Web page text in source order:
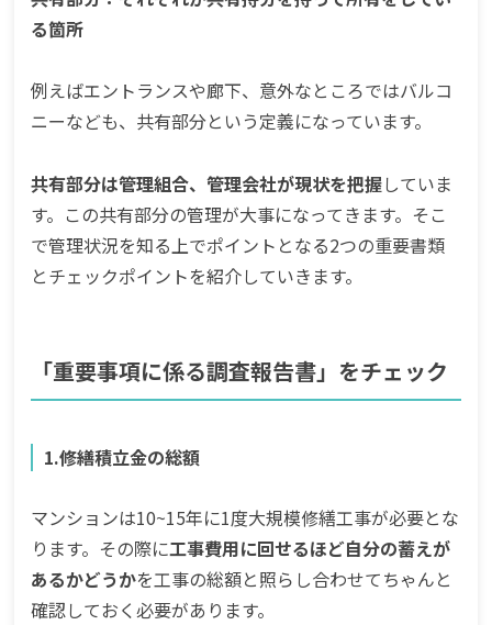
る箇所
例えばエントランスや廊下、意外なところではバルコ
ニーなども、共有部分という定義になっています。
共有部分は管理組合、管理会社が現状を把握していま
す。この共有部分の管理が大事になってきます。そこ
で管理状況を知る上でポイントとなる2つの重要書類
とチェックポイントを紹介していきます。
「重要事項に係る調査報告書」をチェック
1.修繕積立金の総額
マンションは10~15年に1度大規模修繕工事が必要とな
ります。その際に工事費用に回せるほど自分の蓄えが
あるかどうかを工事の総額と照らし合わせてちゃんと
確認しておく必要があります。